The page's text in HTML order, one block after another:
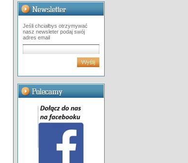
Jeśli chciałbys otrzymywać
nasz newsleter podaj swój
adres email